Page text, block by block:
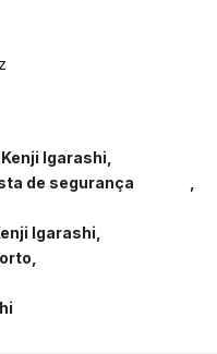
Igarashi
de segurança
Igarashi